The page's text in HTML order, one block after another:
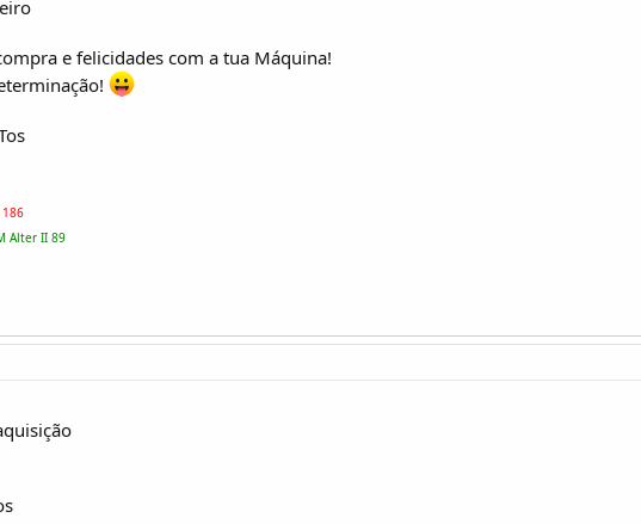
e felicidades com a tua Máquina!
186
Alter II 89